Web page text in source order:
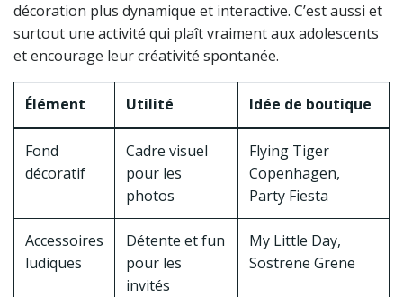
décoration plus dynamique et interactive. C’est aussi et
surtout une activité qui plaît vraiment aux adolescents
et encourage leur créativité spontanée.
Élément Utilité Idée de boutique
Fond
décoratif
Cadre visuel
pour les
photos
Flying Tiger
Copenhagen,
Party Fiesta
Accessoires
ludiques
Détente et fun
pour les
invités
My Little Day,
Sostrene Grene